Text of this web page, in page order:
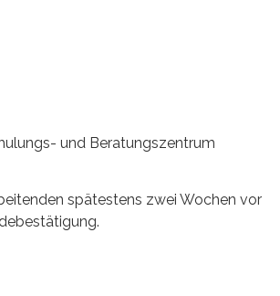
und Beratungszentrum
spätestens zwei Wochen vor